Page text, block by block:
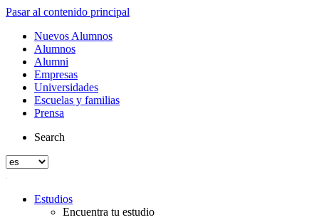
Pasar al contenido principal
Nuevos Alumnos
Alumnos
Alumni
Empresas
Universidades
Escuelas y familias
Prensa
Search
Estudios
Encuentra tu estudio